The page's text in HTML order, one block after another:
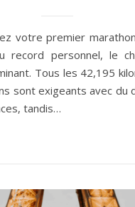
record personnel, le
Tous les 42,195
sont exigeants avec du
tandis…